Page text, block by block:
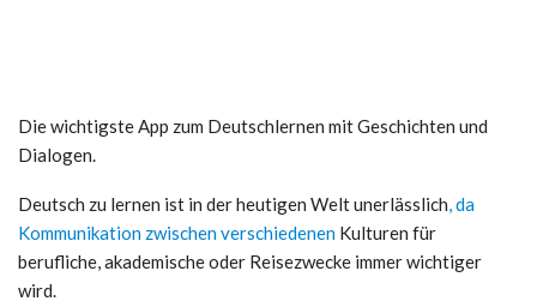
Die wichtigste App zum Deutschlernen mit Geschichten und
Dialogen.
Deutsch zu lernen ist in der heutigen Welt unerlässlich, da
Kommunikation zwischen verschiedenen Kulturen für
berufliche, akademische oder Reisezwecke immer wichtiger
wird.